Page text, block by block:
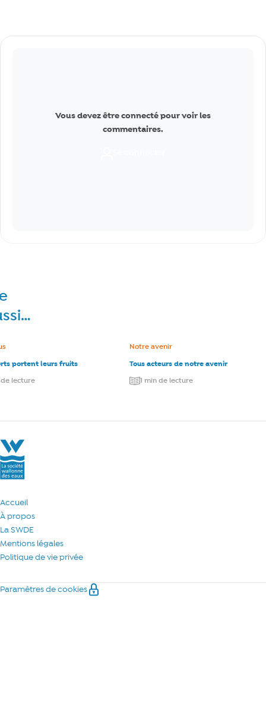
Commentaires
Vous devez être connecté pour voir les
commentaires.
portent leurs fruits
:
de lecture
Tous acteurs de notre avenir
Catégorie :
Notre avenir
1 min de lecture
La Société Wallonne des Eaux
Accueil
À propos
La SWDE
Mentions légales
Politique de vie privée
Paramètres de cookies